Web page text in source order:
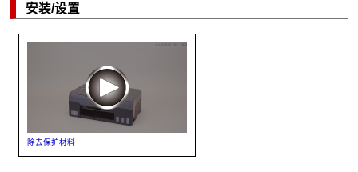
安装/设置
除去保护材料